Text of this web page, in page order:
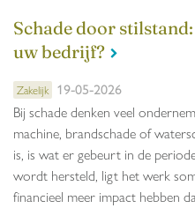
Schade door
uw bedrijf?
Zakelijk 19-05-2026
Bij schade denken veel
machine, brandschade of
is, is wat er gebeurt in de
wordt hersteld, ligt het werk
financieel meer impact hebben